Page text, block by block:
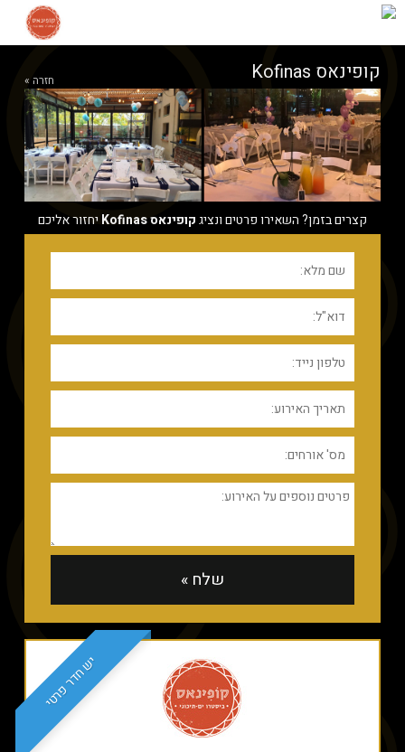
חזרה » קופינאס Kofinas
קצרים בזמן? השאירו פרטים ונציגקופינאס Kofinas יחזור אליכם
יש חדר פרטי